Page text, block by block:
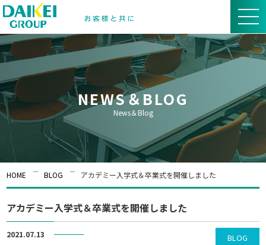
NEWS＆BLOG
News＆Blog
HOME BLOG アカデミー入学式＆卒業式を開催しました
アカデミー入学式＆卒業式を開催しました
2021.07.13 BLOG